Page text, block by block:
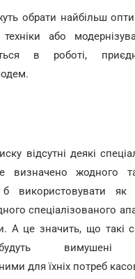
обрати найбільш
або
в роботі,
відсутні деякі
визначено жодного
використовувати
спеціалізованого
А це значить, що такі
вимушені
для їхніх потреб